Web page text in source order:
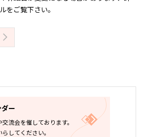
をご覧下さい。
ー
流会を催しております。
してください。